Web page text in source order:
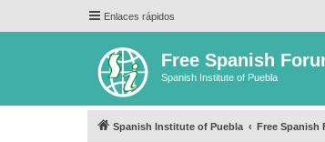
Enlaces rápidos
Free Spanish
Spanish Institute of Puebla
Spanish Institute of Puebla Free Spanish